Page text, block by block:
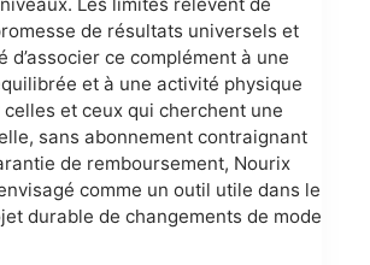
de résultats universels et
d’associer ce complément à une
et à une activité physique
et ceux qui cherchent une
sans abonnement contraignant
de remboursement, Nourix
comme un outil utile dans le
durable de changements de mode